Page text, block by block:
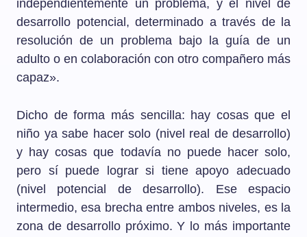
independientemente un problema, y el nivel de
desarrollo potencial, determinado a través de la
resolución de un problema bajo la guía de un
adulto o en colaboración con otro compañero más
capaz».
Dicho de forma más sencilla: hay cosas que el
niño ya sabe hacer solo (nivel real de desarrollo)
y hay cosas que todavía no puede hacer solo,
pero sí puede lograr si tiene apoyo adecuado
(nivel potencial de desarrollo). Ese espacio
intermedio, esa brecha entre ambos niveles, es la
zona de desarrollo próximo. Y lo más importante